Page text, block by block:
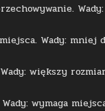
Wady:
Wady: mniej
większy
wymaga